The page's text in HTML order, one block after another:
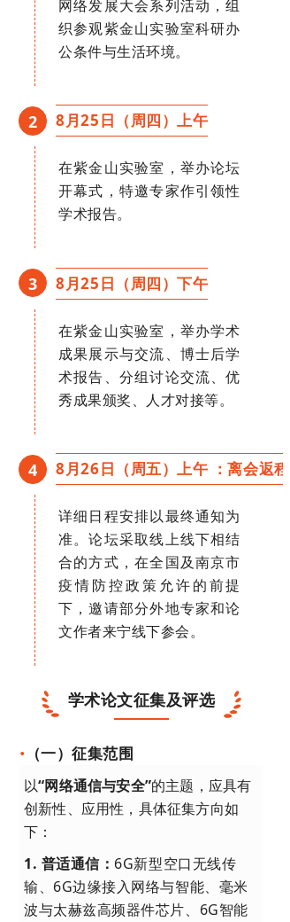
网络发展大会系列活动，组
织参观紫金山实验室科研办
公条件与生活环境。
2 8月25日（周四）上午
在紫金山实验室，举办论坛
开幕式，特邀专家作引领性
学术报告。
3 8月25日（周四）下午
在紫金山实验室，举办学术
成果展示与交流、博士后学
术报告、分组讨论交流、优
秀成果颁奖、人才对接等。
4 8月26日（周五）上午 ：离会返程
详细日程安排以最终通知为
准。论坛采取线上线下相结
合的方式，在全国及南京市
疫情防控政策允许的前提
下，邀请部分外地专家和论
文作者来宁线下参会。
学术论文征集及评选
• （一）征集范围
以“网络通信与安全”的主题，应具有
创新性、应用性，具体征集方向如
下：
1. 普适通信： 6G新型空口无线传
输、6G边缘接入网络与智能、毫米
波与太赫兹高频器件芯片、6G智能